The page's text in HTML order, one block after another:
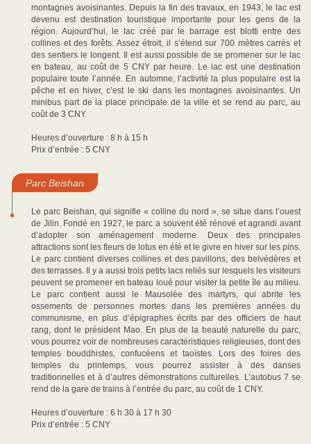
montagnes avoisinantes. Depuis la fin des travaux, en 1943, le lac est
devenu est destination touristique importante pour les gens de la
région. Aujourd’hui, le lac créé par le barrage est blotti entre des
collines et des forêts. Assez étroit, il s’étend sur 700 mètres carrés et
des sentiers le longent. Il est aussi possible de se promener sur le lac
en bateau, au coût de 5 CNY par heure. Le lac est une destination
populaire toute l’année. En automne, l’activité la plus populaire est la
pêche et en hiver, c’est le ski dans les montagnes avoisinantes. Un
minibus part de la place principale de la ville et se rend au parc, au
coût de 3 CNY.
Heures d’ouverture : 8 h à 15 h
Prix d’entrée : 5 CNY
Parc Beishan
Le parc Beishan, qui signifie « colline du nord », se situe dans l’ouest
de Jilin. Fondé en 1927, le parc a souvent été rénové et agrandi avant
d’adopter son aménagement moderne. Deux des principales
attractions sont les fleurs de lotus en été et le givre en hiver sur les pins.
Le parc contient diverses collines et des pavillons, des belvédères et
des terrasses. Il y a aussi trois petits lacs reliés sur lesquels les visiteurs
peuvent se promener en bateau loué pour visiter la petite île au milieu.
Le parc contient aussi le Mausolée des martyrs, qui abrite les
ossements de personnes mortes dans les premières années du
communisme, en plus d’épigraphes écrits par des officiers de haut
rang, dont le président Mao. En plus de la beauté naturelle du parc,
vous pourrez voir de nombreuses caractéristiques religieuses, dont des
temples bouddhistes, confucéens et taoïstes. Lors des foires des
temples du printemps, vous pourrez assister à des danses
traditionnelles et à d’autres démonstrations culturelles. L’autobus 7 se
rend de la gare de trains à l’entrée du parc, au coût de 1 CNY.
Heures d’ouverture : 6 h 30 à 17 h 30
Prix d’entrée : 5 CNY